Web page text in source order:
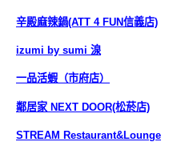
辛殿麻辣鍋(ATT 4 FUN信義店)
izumi by sumi 湶
一品活蝦（市府店）
鄰居家 NEXT DOOR(松菸店)
STREAM Restaurant&Lounge